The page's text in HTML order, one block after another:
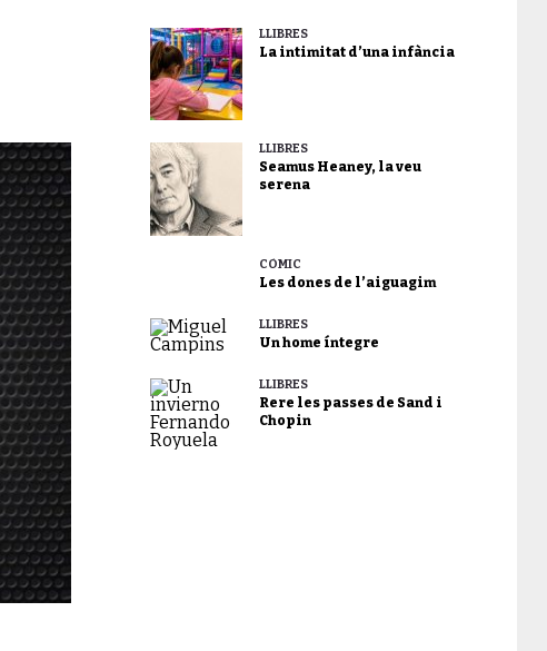
LLIBRES
La intimitat d’una infància
LLIBRES
Seamus Heaney, la veu
serena
CÒMIC
Les dones de l’aiguagim
LLIBRES
Un home íntegre
LLIBRES
Rere les passes de Sand i
Chopin